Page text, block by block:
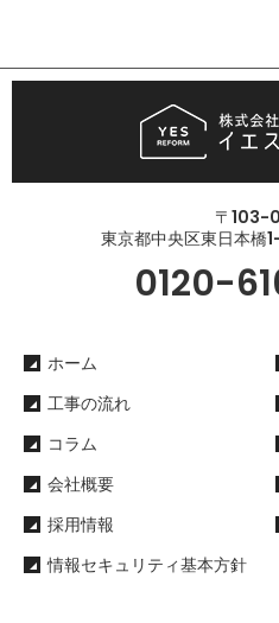
〒103-
東京都中央区東日本
0120-
ホーム
工事の流れ
コラム
会社概要
採用情報
情報セキュリティ基本方針